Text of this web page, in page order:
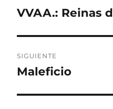
de
Entrada
VVAA.: Reinas
SIGUIENTE
Entrada
Maleficio